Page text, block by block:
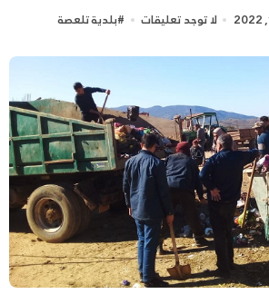
لا توجد تعليقات #بلدية تلعصة